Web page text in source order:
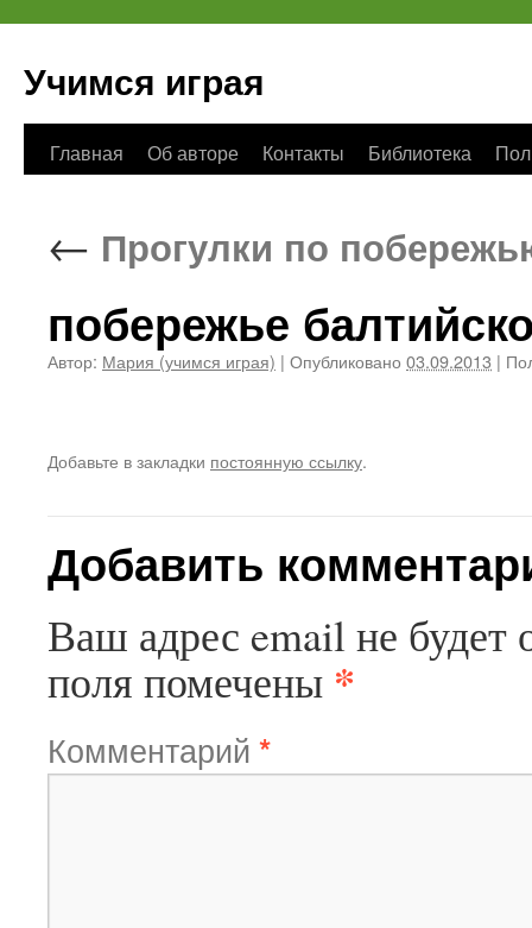
Учимся играя
Перейти
содержимому
Главная Об авторе Контакты Библиотека
← Прогулки по
побережье
Автор: Мария (учимся играя) | Опубликовано 03.09.2013 |
Добавьте в закладки постоянную ссылку.
Добавить
Ваш адрес email не будет
поля помечены *
Комментарий *